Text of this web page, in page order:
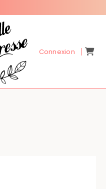
Connexion